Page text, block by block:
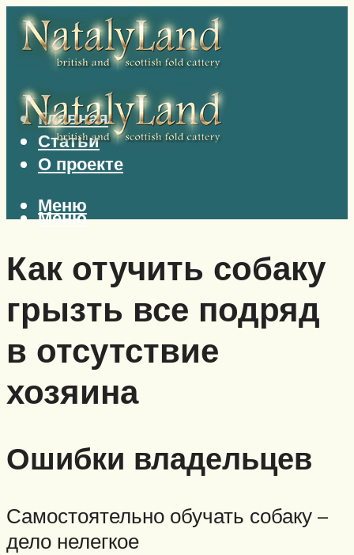
Главная
Статьи
О проекте
Меню
Меню
Как отучить собаку
грызть все подряд
в отсутствие
хозяина
Ошибки владельцев
Самостоятельно обучать собаку –
дело нелегкое